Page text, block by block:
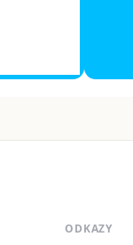
ODKAZY